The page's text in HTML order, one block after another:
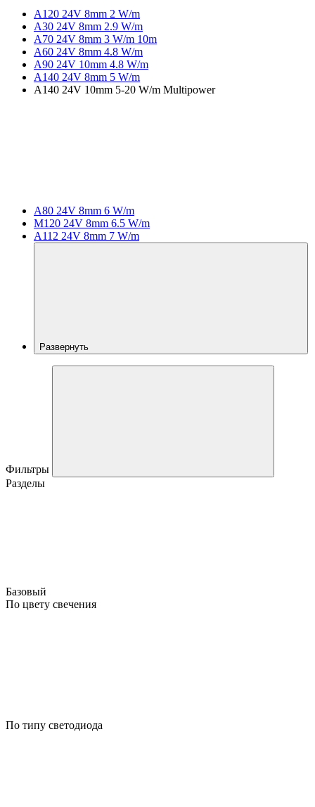
A120 24V 8mm 2 W/m
A30 24V 8mm 2.9 W/m
A70 24V 8mm 3 W/m 10m
A60 24V 8mm 4.8 W/m
A90 24V 10mm 4.8 W/m
A140 24V 8mm 5 W/m
A140 24V 10mm 5-20 W/m Multipower
A80 24V 8mm 6 W/m
M120 24V 8mm 6.5 W/m
A112 24V 8mm 7 W/m
Развернуть
Фильтры
Разделы
Базовый
По цвету свечения
По типу светодиода